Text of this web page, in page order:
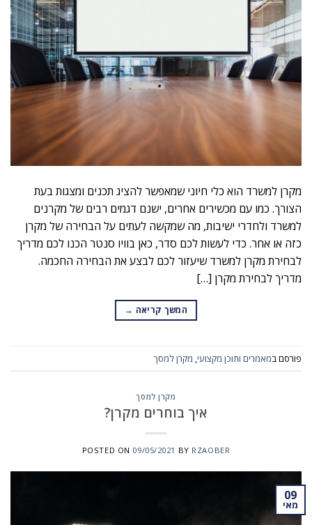
מקרן למשרד הוא כלי חיוני שמאפשר להציג תכנים ומצגות בעת
הצורך. כמו עם מכשירים אחרים, ישנם דגמים רבים של מקרנים
למשרד ולחדרי ישיבות, מה שמקשה לעתים על הבחירה של מקרן
כזה או אחר. כדי לעשות לכם סדר, כאן בוויו סנטר הכנו לכם מדריך
לבחירת מקרן למשרד שיעזור לכם לבצע את הבחירה החכמה.
מדריך לבחירת מקרן […]
המשך קריאה →
פורסם במאמרים ותוכן מקצועי מקרן למסך
מקרן למסך
איך בוחרים מקרן?
POSTED ON 09/05/2021 BY RZAOBER
09
מאי